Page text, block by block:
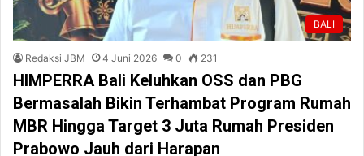
BALI
Redaksi JBM 4 Juni 2026 0 231
HIMPERRA Bali Keluhkan OSS dan PBG
Bermasalah Bikin Terhambat Program Rumah
MBR Hingga Target 3 Juta Rumah Presiden
Prabowo Jauh dari Harapan